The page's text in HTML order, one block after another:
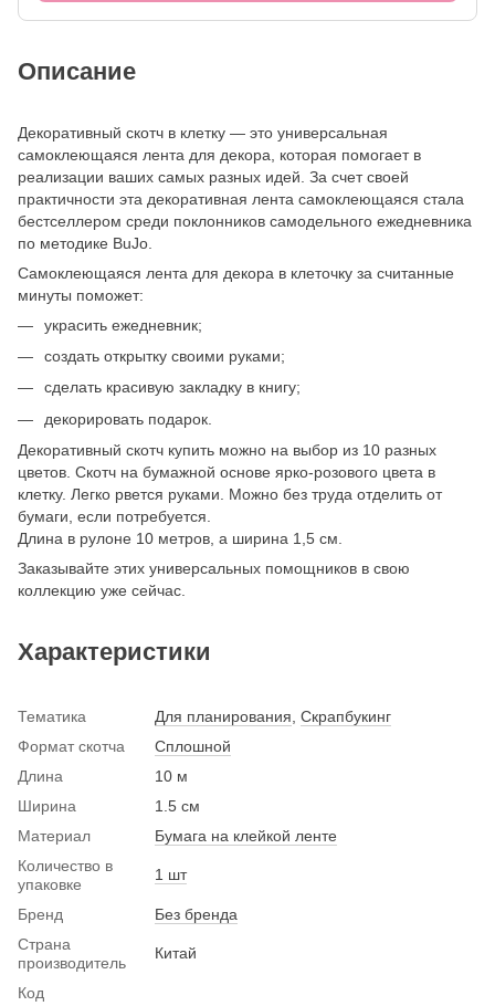
Описание
Декоративный скотч в клетку — это универсальная
самоклеющаяся лента для декора, которая помогает в
реализации ваших самых разных идей. За счет своей
практичности эта декоративная лента самоклеющаяся стала
бестселлером среди поклонников самодельного ежедневника
по методике BuJo.
Самоклеющаяся лента для декора в клеточку за считанные
минуты поможет:
украсить ежедневник;
создать открытку своими руками;
сделать красивую закладку в книгу;
декорировать подарок.
Декоративный скотч купить можно на выбор из 10 разных
цветов. Скотч на бумажной основе ярко-розового цвета в
клетку. Легко рвется руками. Можно без труда отделить от
бумаги, если потребуется.
Длина в рулоне 10 метров, а ширина 1,5 см.
Заказывайте этих универсальных помощников в свою
коллекцию уже сейчас.
Характеристики
Тематика Для планирования Скрапбукинг
Формат скотча
Сплошной
Длина
10 м
Ширина
1.5 см
Материал
Бумага на клейкой ленте
Количество в
упаковке
1 шт
Бренд
Без бренда
Страна
производитель
Китай
Код